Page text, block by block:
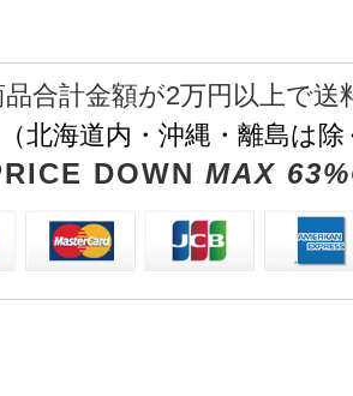
品合計金額が2万円以上で送
（北海道内・沖縄・離島は
DOWN MAX